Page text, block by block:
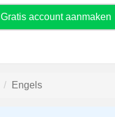
Gratis account aanmaken
Engels